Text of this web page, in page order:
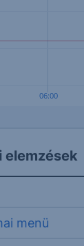
06:00
elemzések
menü